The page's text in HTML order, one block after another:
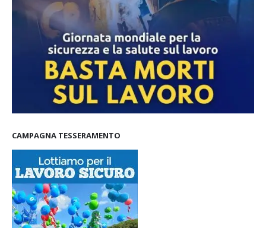
CAMPAGNA TESSERAMENTO